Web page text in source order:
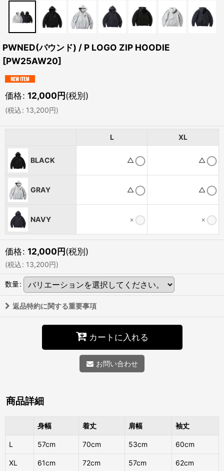
PWNED(パウンド) / P LOGO ZIP HOODIE
[PW25AW20]
価格: 12,000円(税別)
(税込: 13,200円)
L XL
BLACK △ △
GRAY △ △
NAVY × ×
価格: 12,000円(税別)
(税込: 13,200円)
数量:
返品特約に関する重要事項
カートに入れる
お問い合わせ
商品詳細
身幅 着丈 肩幅 袖丈
L 57cm 70cm 53cm 60cm
XL 61cm 72cm 57cm 62cm